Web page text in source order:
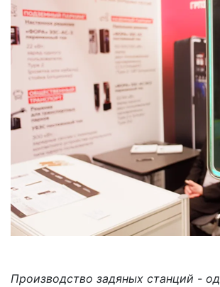
Производство задяных станций -